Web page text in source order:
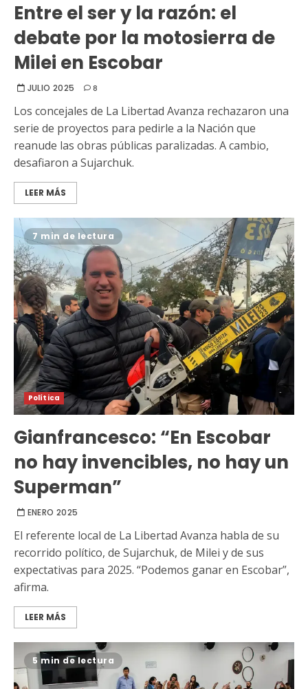
Entre el ser y la razón: el
debate por la motosierra de
Milei en Escobar
JULIO 2025 8
Los concejales de La Libertad Avanza rechazaron una
serie de proyectos para pedirle a la Nación que
reanude las obras públicas paralizadas. A cambio,
desafiaron a Sujarchuk.
LEER MÁS
7 min de lectura
Política
Gianfrancesco: “En Escobar
no hay invencibles, no hay un
Superman”
ENERO 2025
El referente local de La Libertad Avanza habla de su
recorrido político, de Sujarchuk, de Milei y de sus
expectativas para 2025. “Podemos ganar en Escobar”,
afirma.
LEER MÁS
5 min de lectura